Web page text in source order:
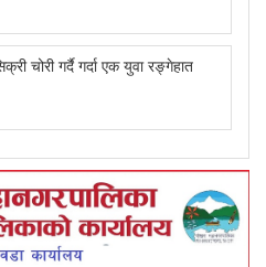
चोरी गर्दै गर्दा एक युवा रङ्गेहात